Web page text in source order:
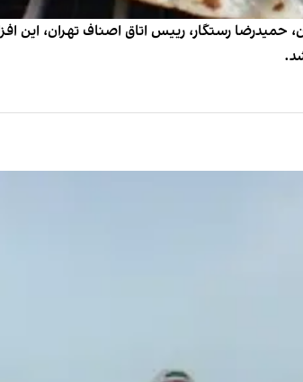
حمیدرضا رستگار، رییس اتاق اصناف تهران، این